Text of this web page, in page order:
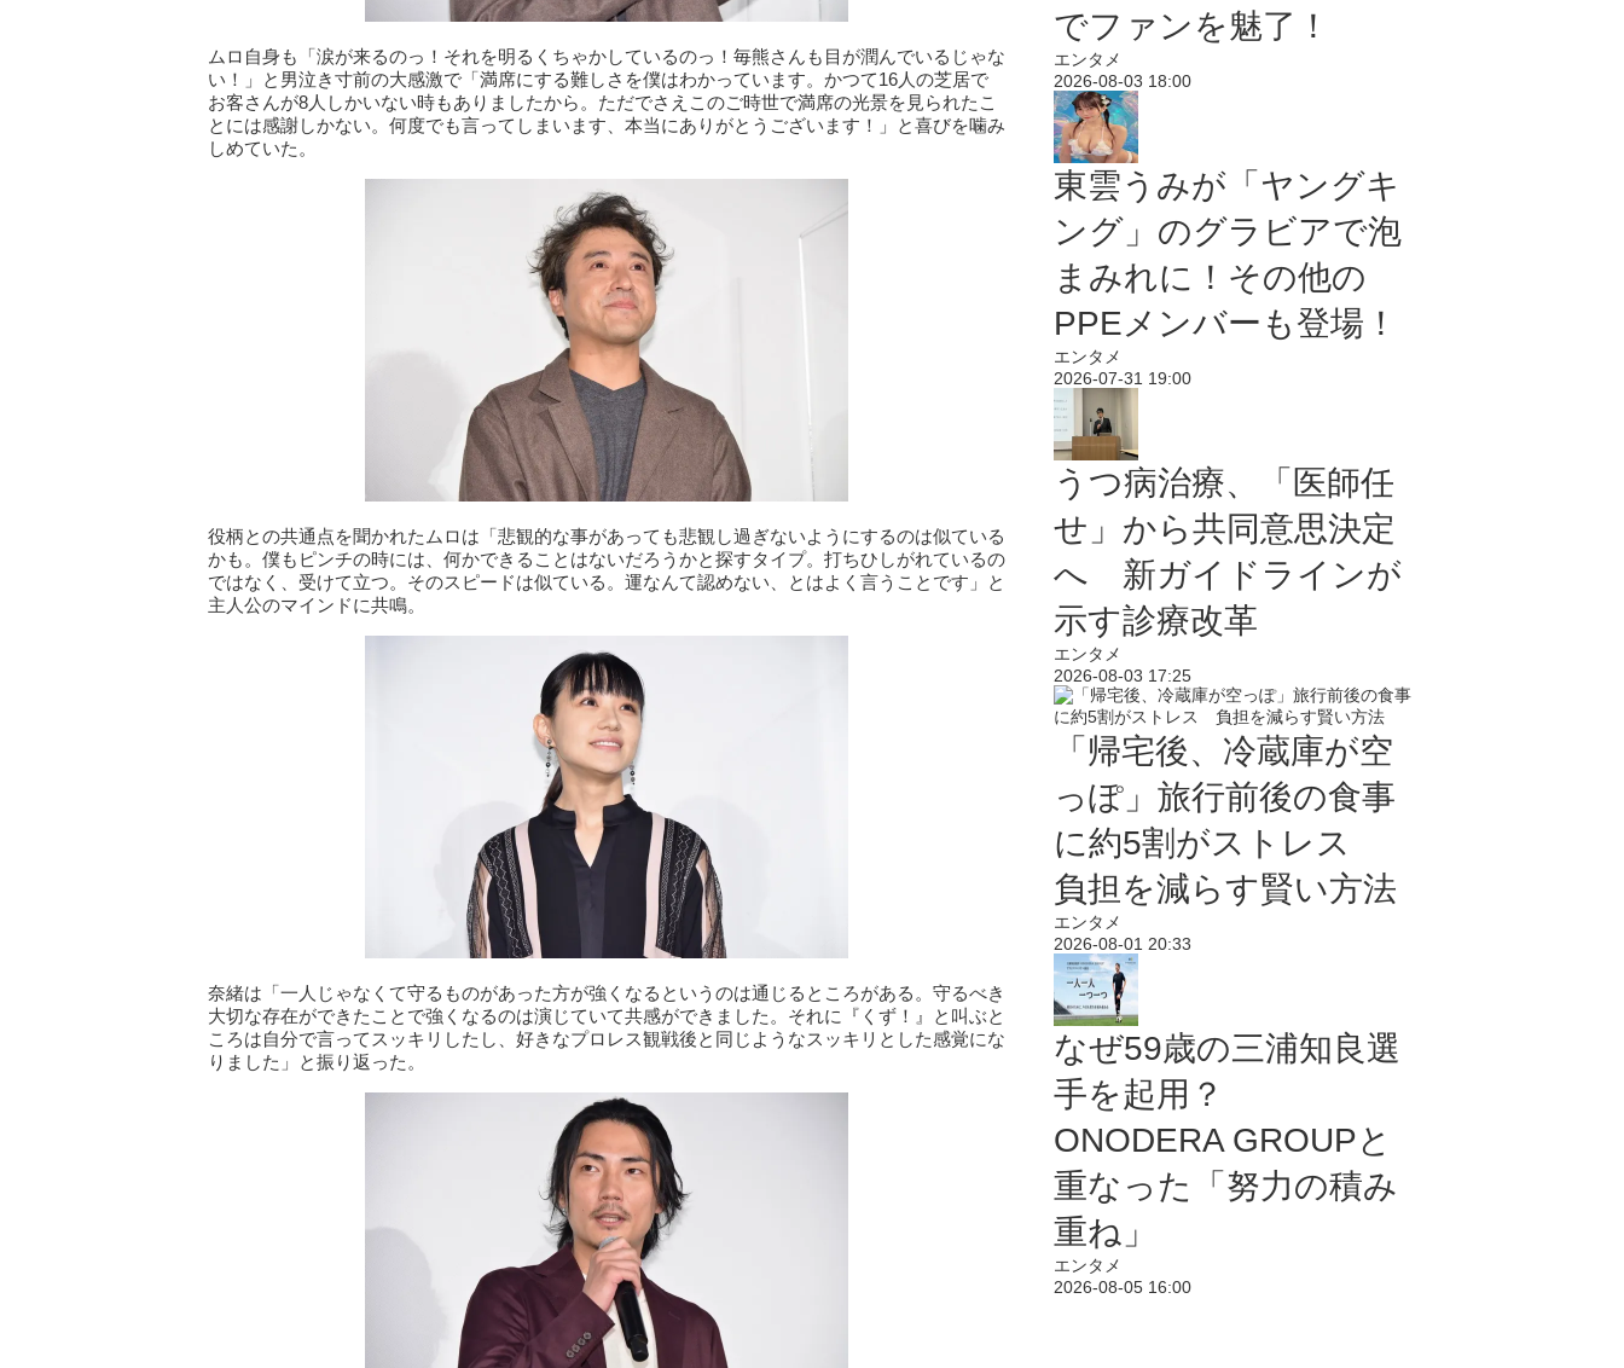
ムロ自身も「涙が来るのっ！それを明るくちゃかしているのっ！毎熊さんも目が潤んでいるじゃな
い！」と男泣き寸前の大感激で「満席にする難しさを僕はわかっています。かつて16人の芝居で
お客さんが8人しかいない時もありましたから。ただでさえこのご時世で満席の光景を見られたこ
とには感謝しかない。何度でも言ってしまいます、本当にありがとうございます！」と喜びを噛み
しめていた。
役柄との共通点を聞かれたムロは「悲観的な事があっても悲観し過ぎないようにするのは似ている
かも。僕もピンチの時には、何かできることはないだろうかと探すタイプ。打ちひしがれているの
ではなく、受けて立つ。そのスピードは似ている。運なんて認めない、とはよく言うことです」と
主人公のマインドに共鳴。
奈緒は「一人じゃなくて守るものがあった方が強くなるというのは通じるところがある。守るべき
大切な存在ができたことで強くなるのは演じていて共感ができました。それに『くず！』と叫ぶと
ころは自分で言ってスッキリしたし、好きなプロレス観戦後と同じようなスッキリとした感覚にな
りました」と振り返った。
でファンを魅了！
エンタメ
2026-08-03 18:00
東雲うみが「ヤングキ
ング」のグラビアで泡
まみれに！その他の
PPEメンバーも登場！
エンタメ
2026-07-31 19:00
うつ病治療、「医師任
せ」から共同意思決定
へ 新ガイドラインが
示す診療改革
エンタメ
2026-08-03 17:25
「帰宅後、冷蔵庫が空
っぽ」旅行前後の食事
に約5割がストレス
負担を減らす賢い方法
エンタメ
2026-08-01 20:33
なぜ59歳の三浦知良選
手を起用？
ONODERA GROUPと
重なった「努力の積み
重ね」
エンタメ
2026-08-05 16:00